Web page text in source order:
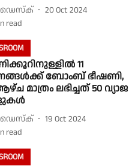
ഡെസ്ക്
20 Oct 2024
read
11
ബോംബ് ഭീഷണി,
മാത്രം ലഭിച്ചത് 50 വ്യാജ
ഡെസ്ക്
19 Oct 2024
read